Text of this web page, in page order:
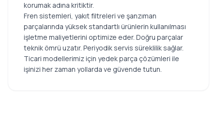
korumak adına kritiktir.
Fren sistemleri, yakıt filtreleri ve şanzıman
parçalarında yüksek standartlı ürünlerin kullanılması
işletme maliyetlerini optimize eder. Doğru parçalar
teknik ömrü uzatır. Periyodik servis süreklilik sağlar.
Ticari modellerimiz için yedek parça çözümleri ile
işinizi her zaman yollarda ve güvende tutun.